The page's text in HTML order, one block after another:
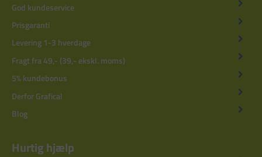
God kundeservice
Prisgaranti
Levering 1-3 hverdage
Fragt fra 49,- (39,- ekskl. moms)
5% kundebonus
Derfor Grafical
Blog
Hurtig hjælp